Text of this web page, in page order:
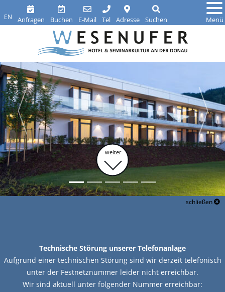
EN Anfragen Buchen E-Mail Tel Adresse Suchen Menü
weiter
schließen
Technische Störung unserer Telefonanlage
Aufgrund einer technischen Störung sind wir derzeit telefonisch
unter der Festnetznummer leider nicht erreichbar.
Wir sind aktuell unter folgender Nummer erreichbar: